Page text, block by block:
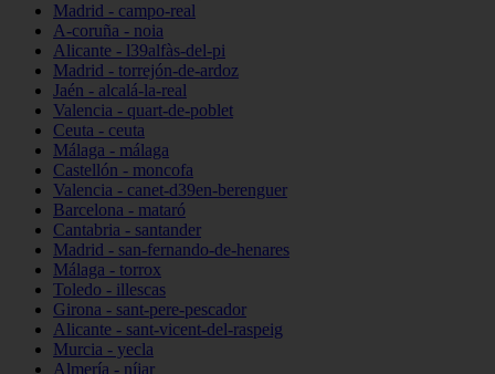
Madrid - campo-real
A-coruña - noia
Alicante - l39alfàs-del-pi
Madrid - torrejón-de-ardoz
Jaén - alcalá-la-real
Valencia - quart-de-poblet
Ceuta - ceuta
Málaga - málaga
Castellón - moncofa
Valencia - canet-d39en-berenguer
Barcelona - mataró
Cantabria - santander
Madrid - san-fernando-de-henares
Málaga - torrox
Toledo - illescas
Girona - sant-pere-pescador
Alicante - sant-vicent-del-raspeig
Murcia - yecla
Almería - níjar